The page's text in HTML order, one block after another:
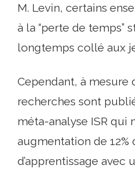
M. Levin, certains
à la “perte de temps”
longtemps collé aux
Cependant, à mesure
recherches sont
méta-analyse ISR qui
augmentation de 12%
d’apprentissage avec